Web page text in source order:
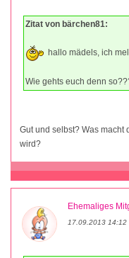
Zitat von bärchen81:
hallo mädels, ich
Wie gehts euch denn
Gut und selbst? Was macht
wird?
Ehemaliges
17.09.2013 14:12